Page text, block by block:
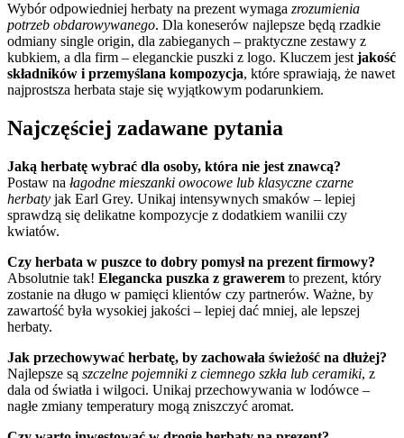
Wybór odpowiedniej herbaty na prezent wymaga zrozumienia
potrzeb obdarowywanego. Dla koneserów najlepsze będą rzadkie
odmiany single origin, dla zabieganych – praktyczne zestawy z
kubkiem, a dla firm – eleganckie puszki z logo. Kluczem jest jakość
składników i przemyślana kompozycja, które sprawiają, że nawet
najprostsza herbata staje się wyjątkowym podarunkiem.
Najczęściej zadawane pytania
Jaką herbatę wybrać dla osoby, która nie jest znawcą?
Postaw na łagodne mieszanki owocowe lub klasyczne czarne
herbaty jak Earl Grey. Unikaj intensywnych smaków – lepiej
sprawdzą się delikatne kompozycje z dodatkiem wanilii czy
kwiatów.
Czy herbata w puszce to dobry pomysł na prezent firmowy?
Absolutnie tak! Elegancka puszka z grawerem to prezent, który
zostanie na długo w pamięci klientów czy partnerów. Ważne, by
zawartość była wysokiej jakości – lepiej dać mniej, ale lepszej
herbaty.
Jak przechowywać herbatę, by zachowała świeżość na dłużej?
Najlepsze są szczelne pojemniki z ciemnego szkła lub ceramiki, z
dala od światła i wilgoci. Unikaj przechowywania w lodówce –
nagłe zmiany temperatury mogą zniszczyć aromat.